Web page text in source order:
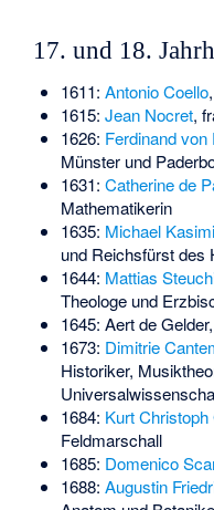
17. und 18.
1611: Antonio Coello
1615: Jean Nocret,
1626: Ferdinand von
Münster und
1631: Catherine de
Mathematikerin
1635: Michael
und Reichsfürst des
1644: Mattias
Theologe und
1645: Aert de Gelder
1673: Dimitrie
Historiker,
1684: Kurt
Feldmarschall
1685: Domenico
1688: Augustin